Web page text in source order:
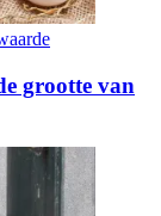
grootte van